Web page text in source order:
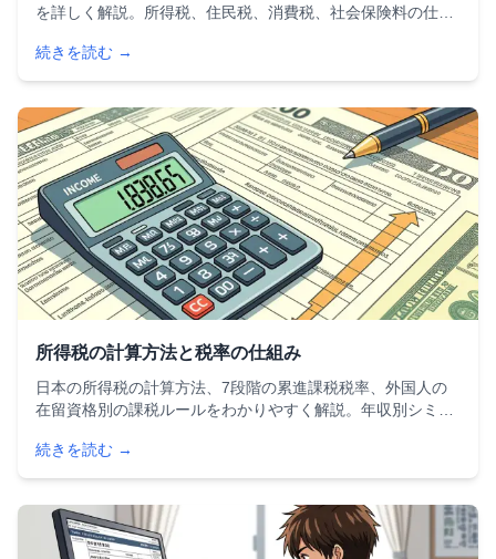
を詳しく解説。所得税、住民税、消費税、社会保険料の仕組
条約による二重課税回避まで、外国人のための税金ガイドで
す。
続きを読む →
所得税の計算方法と税率の仕組み
日本の所得税の計算方法、7段階の累進課税税率、外国人の
在留資格別の課税ルールをわかりやすく解説。年収別シミュ
も紹介します。確定申告に必要な知識を網羅した完全ガイド
です。
続きを読む →